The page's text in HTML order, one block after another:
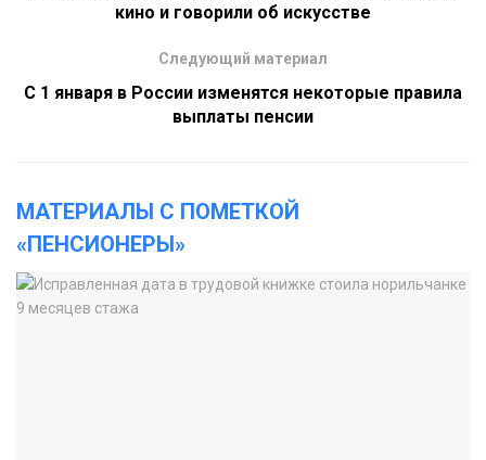
кино и говорили об искусстве
Следующий материал
С 1 января в России изменятся некоторые правила
выплаты пенсии
МАТЕРИАЛЫ С ПОМЕТКОЙ
«ПЕНСИОНЕРЫ»